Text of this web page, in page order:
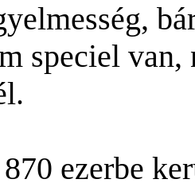
speciel
ezerbe